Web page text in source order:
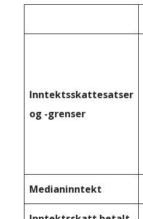
Inntektsskattesatser
og -grenser
Medianinntekt